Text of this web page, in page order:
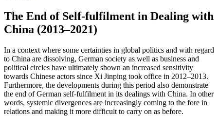
The End of Self-fulfilment in Dealing with
China (2013–2021)
In a context where some certainties in global politics and with regard
to China are dissolving, German soci­ety as well as business and
political circles have ulti­mately shown an increased sensitivity
towards Chi­nese actors since Xi Jinping took office in 2012–2013.
Furthermore, the developments during this period also demonstrate
the end of German self-fulfilment in its dealings with China. In other
words, systemic divergences are increasingly coming to the fore in
rela­tions and making it more difficult to carry on as before.